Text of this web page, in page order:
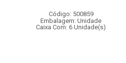
Código: 500859
Embalagem: Unidade
Caixa Com: 6 Unidade(s)